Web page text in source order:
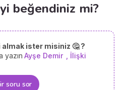
beğendiniz mi?
ister misiniz 🤔 ?
yazın Ayşe Demir
, İlişki
soru sor